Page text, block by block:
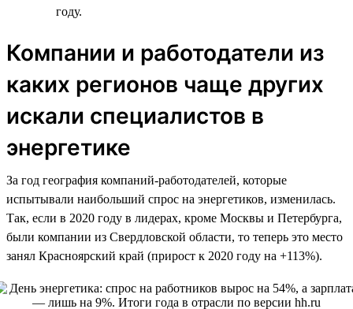
году.
Компании и работодатели из
каких регионов чаще других
искали специалистов в
энергетике
За год география компаний-работодателей, которые
испытывали наибольший спрос на энергетиков, изменилась.
Так, если в 2020 году в лидерах, кроме Москвы и Петербурга,
были компании из Свердловской области, то теперь это место
занял Красноярский край (прирост к 2020 году на +113%).